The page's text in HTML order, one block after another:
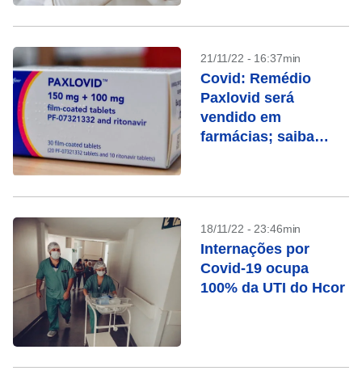
21/11/22 - 16:37min
Covid: Remédio
Paxlovid será
vendido em
farmácias; saiba
18/11/22 - 23:46min
Internações por
Covid-19 ocupa
100% da UTI do Hcor